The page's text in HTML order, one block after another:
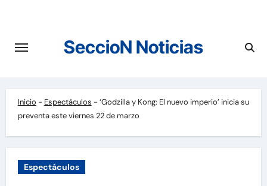
contenido
SeccioN Noticias
Inicio - Espectáculos - ‘Godzilla y Kong: El nuevo imperio’ inicia su
preventa este viernes 22 de marzo
Espectáculos